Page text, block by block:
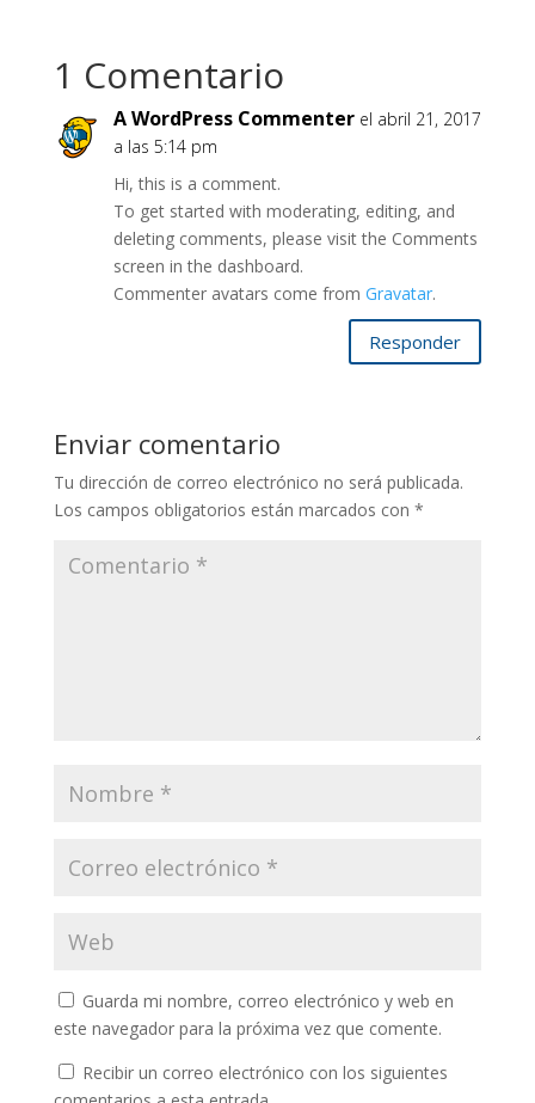
1 Comentario
A WordPress Commenter el abril 21, 2017
a las 5:14 pm
Hi, this is a comment.
To get started with moderating, editing, and
deleting comments, please visit the Comments
screen in the dashboard.
Commenter avatars come from Gravatar.
Responder
Enviar comentario
Tu dirección de correo electrónico no será publicada.
Los campos obligatorios están marcados con *
Guarda mi nombre, correo electrónico y web en
este navegador para la próxima vez que comente.
Recibir un correo electrónico con los siguientes